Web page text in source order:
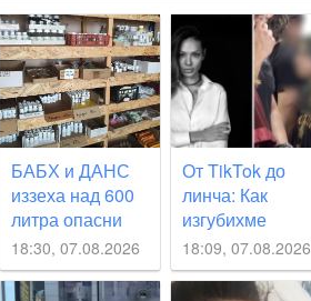
БАБХ и ДАНС
иззеха над 600
литра опасни
препарати в
Пловдивско
18:30, 07.08.2026
От TikTok до
линча: Как
изгубихме
децата си?
18:09, 07.08.2026